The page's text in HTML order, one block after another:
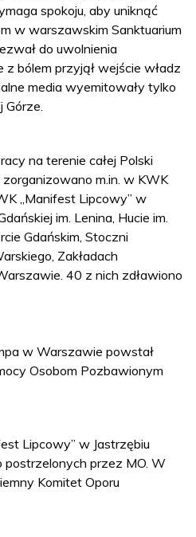
spokoju, aby uniknąć
w warszawskim Sanktuarium
do uwolnienia
bólem przyjął wejście władz
media wyemitowały tylko
na terenie całej Polski
m.in. w KWK
„Manifest Lipcowy” w
im. Lenina, Hucie im.
Gdańskim, Stoczni
Zakładach
40 z nich zdławiono
w Warszawie powstał
Osobom Pozbawionym
Lipcowy” w Jastrzębiu
postrzelonych przez MO. W
Komitet Oporu